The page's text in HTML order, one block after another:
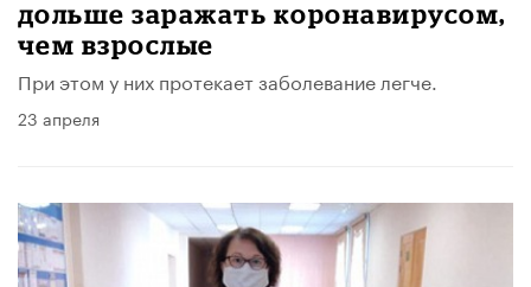
дольше заражать коронавирусом,
чем взрослые
При этом у них протекает заболевание легче.
23 апреля